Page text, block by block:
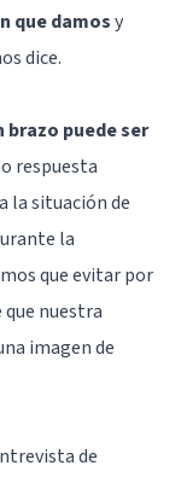
que damosy
dice.
brazo puede ser
respuesta
la situación de
la
que evitar por
nuestra
imagen de
de